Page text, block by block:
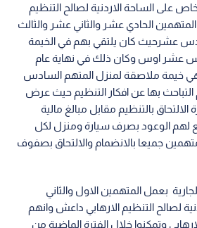
على الساحة الاردنية لصالح التنظيم
الحادي عشر والثاني عشر والثالث
عشرحيث كان يلتقي بهم في الخيمة
عشر اوس وكان ذلك في نهاية عام
وهي خيمة ملاصقة لمنزل المتهم السادس
بها عن افكار التنظيم حيث عرض
بالتنظيم مقابل مبالغ مالية
الوعود بصرف سيارة ومنزل لكل
جميعا بالانضمام والالتحاق بصفوف
بعمل المتهمين الاول والثاني
لصالح التنظيم الارهابي داعش وانهم
وتمكنوا خلال الفترة الماضية من